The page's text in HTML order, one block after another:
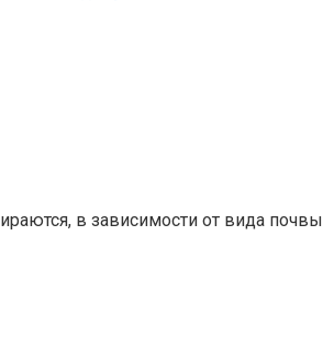
в зависимости от вида почвы